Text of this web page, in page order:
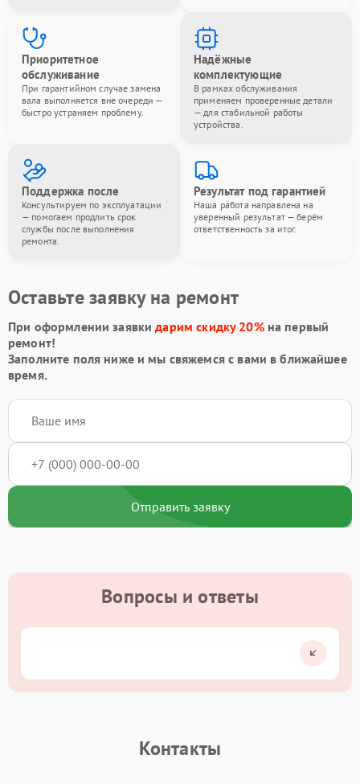
Приоритетное
обслуживание
При гарантийном случае замена
вала выполняется вне очереди —
быстро устраняем проблему.
Надёжные
комплектующие
В рамках обслуживания
применяем проверенные детали
— для стабильной работы
устройства.
Поддержка после
Консультируем по эксплуатации
— помогаем продлить срок
службы после выполнения
ремонта.
Результат под гарантией
Наша работа направлена на
уверенный результат — берём
ответственность за итог.
Оставьте заявку на ремонт
При оформлении заявкидарим скидку 20%на первый
ремонт!
Заполните поля ниже и мы свяжемся с вами в ближайшее
время.
Отправить заявку
Вопросы и ответы
Контакты